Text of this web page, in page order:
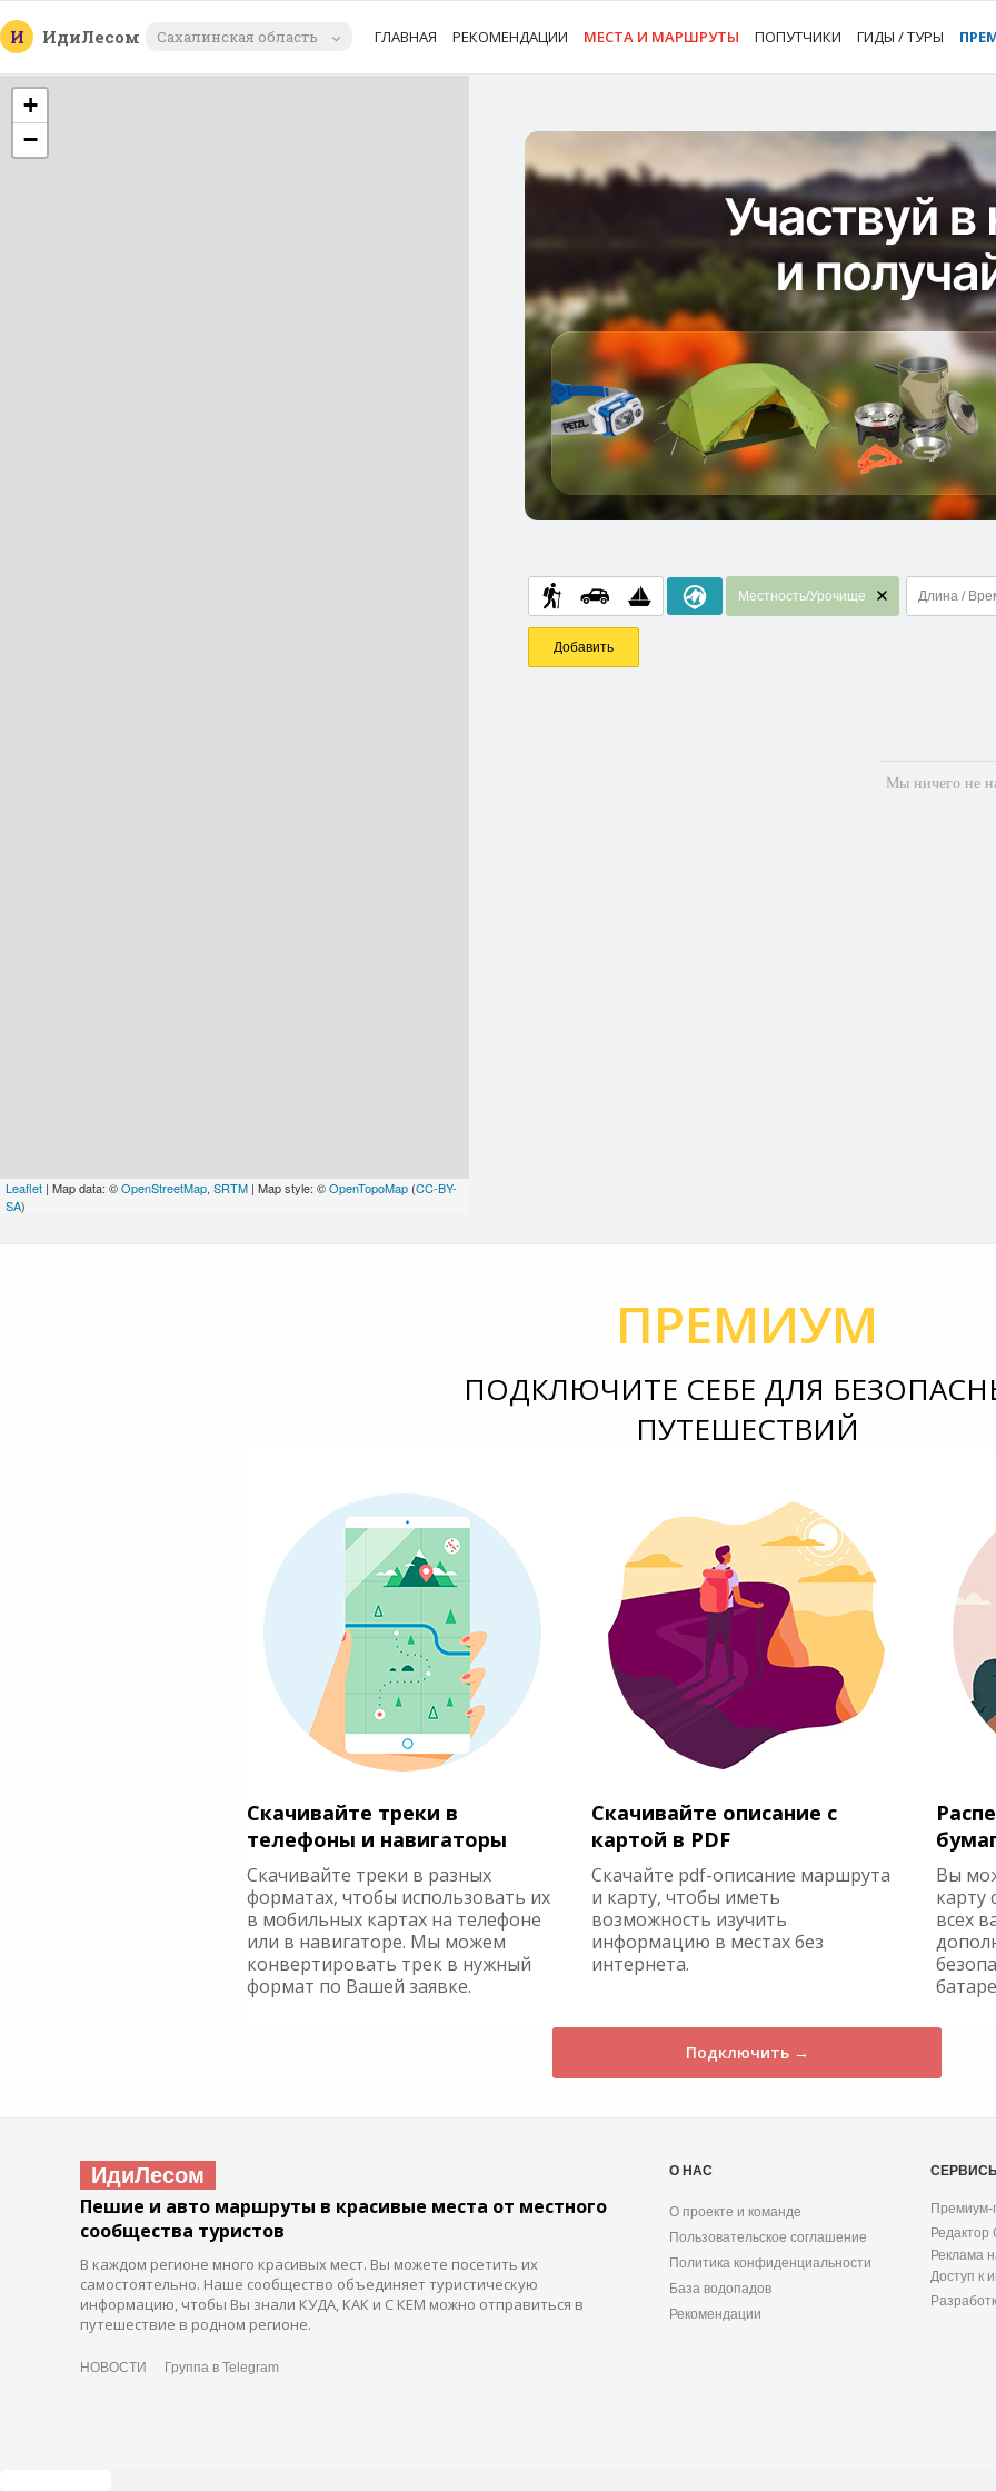
И ИдиЛесом Сахалинская область ГЛАВНАЯ РЕКОМЕНДАЦИИ МЕСТА И МАРШРУТЫ ПОПУТЧИКИ ГИДЫ / ТУРЫ
+
−
Leaflet | Map data: ©OpenStreetMap, SRTM | Map style: ©OpenTopoMap (CC-BY-
SA)
Местность/Урочище Длина /
Добавить
Мы ничего не
ПРЕМИУМ
ПОДКЛЮЧИТЕ СЕБЕ ДЛЯ
ПУТЕШЕСТВИЙ
Скачивайте треки в
телефоны и навигаторы
Скачивайте треки в разных
форматах, чтобы использовать их
в мобильных картах на телефоне
или в навигаторе. Мы можем
конвертировать трек в нужный
формат по Вашей заявке.
Скачивайте описание с
картой в PDF
Скачайте pdf-описание маршрута
и карту, чтобы иметь
возможность изучить
информацию в местах без
интернета.
Вы
карту
всех
Подключить →
ИдиЛесом
Пешие и авто маршруты в красивые места от местного
сообщества туристов
В каждом регионе много красивых мест. Вы можете посетить их
самостоятельно. Наше сообщество объединяет туристическую
информацию, чтобы Вы знали КУДА, КАК и С КЕМ можно отправиться в
путешествие в родном регионе.
НОВОСТИ Группа в Telegram
О НАС
О проекте и команде
Пользовательское соглашение
Политика конфиденциальности
База водопадов
Рекомендации
Премиум-
Редактор
Реклама
Доступ к